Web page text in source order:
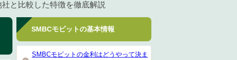
と比較した特徴を徹底解説
SMBCモビットの基本情報
SMBCモビットの金利はどうやって決ま